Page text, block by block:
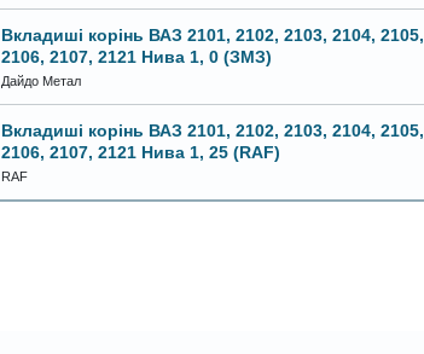
Вкладиші корінь ВАЗ 2101, 2102, 2103, 2104, 2105,
2106, 2107, 2121 Нива 1, 0 (ЗМЗ)
Дайдо Метал
Вкладиші корінь ВАЗ 2101, 2102, 2103, 2104, 2105,
2106, 2107, 2121 Нива 1, 25 (RAF)
RAF